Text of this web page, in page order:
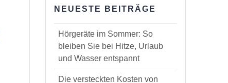
NEUESTE BEITRÄGE
Hörgeräte im Sommer: So
bleiben Sie bei Hitze, Urlaub
und Wasser entspannt
Die versteckten Kosten von